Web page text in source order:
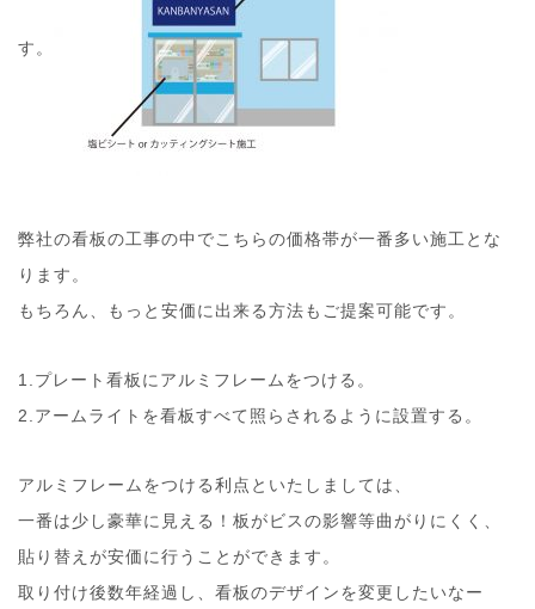
す。
弊社の看板の工事の中でこちらの価格帯が一番多い施工とな
ります。
もちろん、もっと安価に出来る方法もご提案可能です。
1.プレート看板にアルミフレームをつける。
2.アームライトを看板すべて照らされるように設置する。
アルミフレームをつける利点といたしましては、
一番は少し豪華に見える！板がビスの影響等曲がりにくく、
貼り替えが安価に行うことができます。
取り付け後数年経過し、看板のデザインを変更したいなー